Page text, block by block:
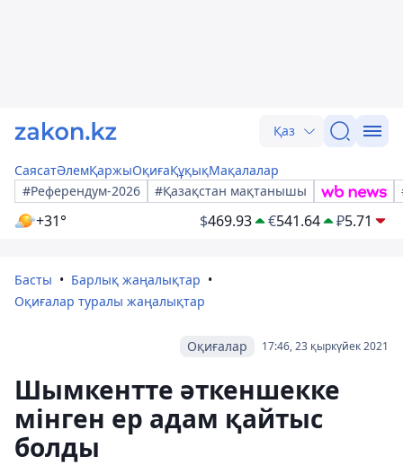
Қаз
СаясатӘлемҚаржыОқиғаҚұқықМақалалар
#Референдум-2026
#Қазақстан мақтанышы
+31° $469.93 €541.64 ₽5.71
Басты
Барлық жаңалықтар
Оқиғалар туралы жаңалықтар
17:46, 23 қыркүйек 2021
Оқиғалар
Шымкентте әткеншекке
мінген ер адам қайтыс
болды